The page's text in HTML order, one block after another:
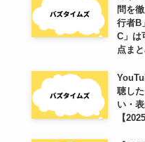
問を
行者B
C」は
点ま
聴し
い・
【